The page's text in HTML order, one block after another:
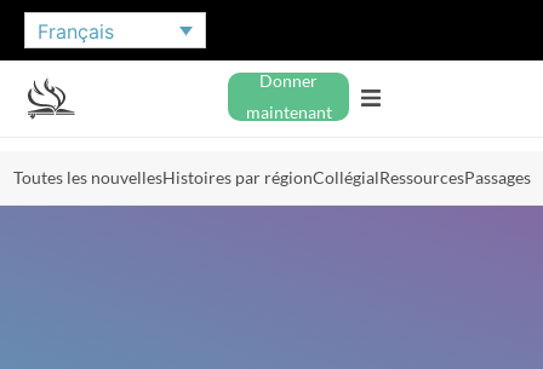
Français
Donner
maintenant
Toutes les nouvellesHistoires par régionCollégialRessourcesPassages